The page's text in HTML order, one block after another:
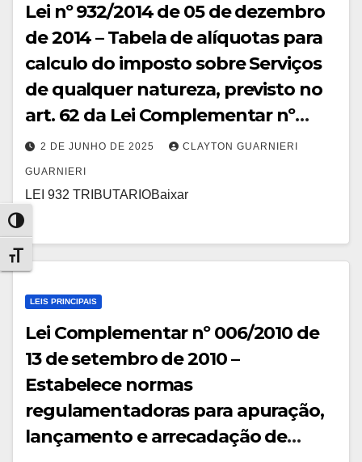
Alternar alto contraste
Alternar tamanho da fonte
Lei nº 932/2014 de 05 de dezembro
de 2014 – Tabela de alíquotas para
calculo do imposto sobre Serviços
de qualquer natureza, previsto no
art. 62 da Lei Complementar nº
691/2006.
2 DE JUNHO DE 2025 CLAYTON GUARNIERI
GUARNIERI
LEI 932 TRIBUTARIOBaixar
LEIS PRINCIPAIS
Lei Complementar nº 006/2010 de
13 de setembro de 2010 –
Estabelece normas
regulamentadoras para apuração,
lançamento e arrecadação de